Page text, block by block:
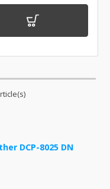
DCP-8025 DN